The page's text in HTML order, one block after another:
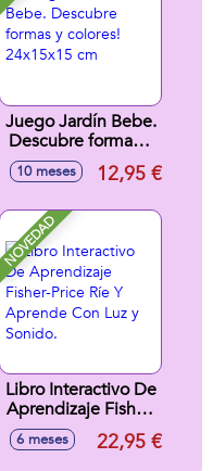
Juego Jardín Bebe.
Descubre formas y
colores! 24x15x15
cm
10 meses 12,95 €
NOVEDAD
Libro Interactivo De
Aprendizaje Fisher-
Price Ríe Y
Aprende Con Luz y
6 meses 22,95 €